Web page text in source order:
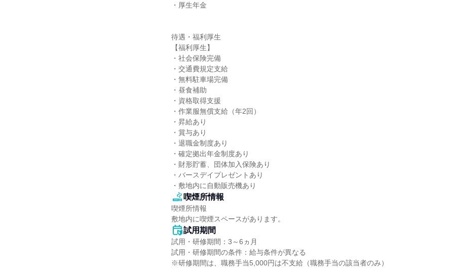
・厚生年金
待遇・福利厚生
【福利厚生】
・社会保険完備
・交通費規定支給
・無料駐車場完備
・昼食補助
・資格取得支援
・作業服無償支給（年2回）
・昇給あり
・賞与あり
・退職金制度あり
・確定拠出年金制度あり
・財形貯蓄、団体加入保険あり
・バースデイプレゼントあり
・敷地内に自動販売機あり
喫煙所情報
喫煙所情報
敷地内に喫煙スペースがあります。
試用期間
試用・研修期間：3～6ヵ月
試用・研修期間の条件：給与条件が異なる
※研修期間は、職務手当5,000円は不支給（職務手当の該当者のみ）